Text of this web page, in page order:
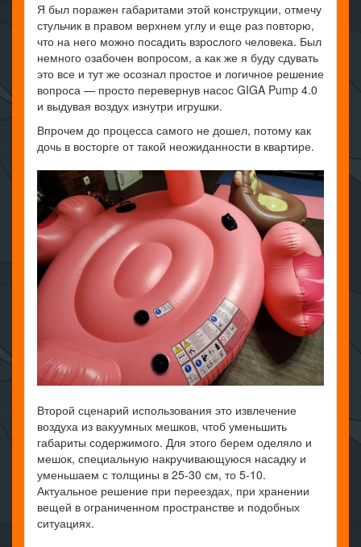
Я был поражен габаритами этой конструкции, отмечу
стульчик в правом верхнем углу и еще раз повторю,
что на него можно посадить взрослого человека. Был
немного озабочен вопросом, а как же я буду сдувать
это все и тут же осознал простое и логичное решение
вопроса — просто перевернув насос GIGA Pump 4.0
и выдувая воздух изнутри игрушки.
Впрочем до процесса самого не дошел, потому как
дочь в восторге от такой неожиданности в квартире.
Второй сценарий использования это извлечение
воздуха из вакуумных мешков, чтоб уменьшить
габариты содержимого. Для этого берем оделяло и
мешок, специальную накручивающуюся насадку и
уменьшаем с толщины в 25-30 см, то 5-10.
Актуальное решение при переездах, при хранении
вещей в ограниченном пространстве и подобных
ситуациях.